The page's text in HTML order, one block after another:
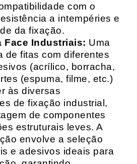
com o
a intempéries e
da fixação.
Face Industriais: Uma
de fitas com diferentes
(acrílico, borracha,
(espuma, filme, etc.)
às diversas
de fixação industrial,
de componentes
estruturais leves. A
envolve a seleção
e adesivos ideais para